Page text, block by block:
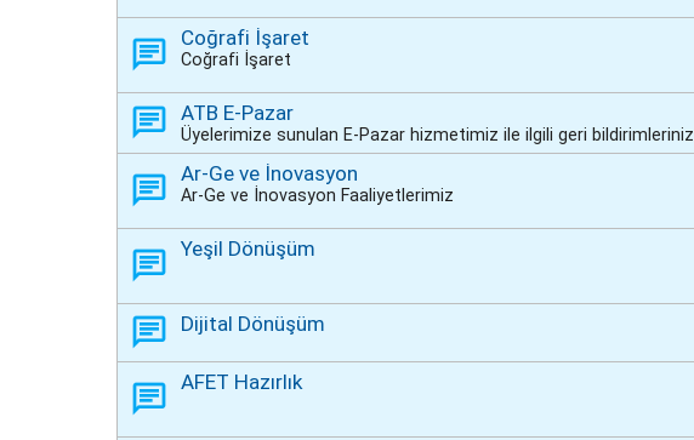
Coğrafi İşaret
Coğrafi İşaret
ATB E-Pazar
Üyelerimize sunulan E-Pazar hizmetimiz ile ilgili geri bildirimleriniz
Ar-Ge ve İnovasyon
Ar-Ge ve İnovasyon Faaliyetlerimiz
Yeşil Dönüşüm
Dijital Dönüşüm
AFET Hazırlık